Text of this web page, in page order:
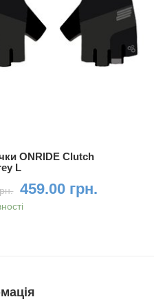
ONRIDE Clutch
L
459.00 грн.